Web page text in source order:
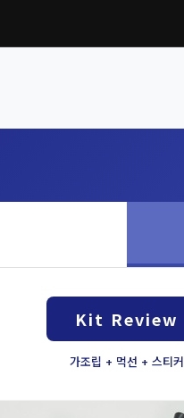
Kit Review
가조립 + 먹선 + 스티커